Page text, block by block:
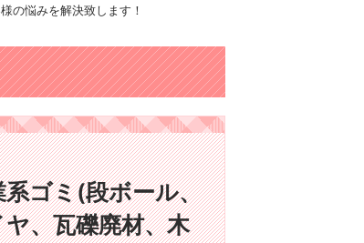
の悩みを解決致します！
ゴミ(段ボール、
、瓦礫廃材、木